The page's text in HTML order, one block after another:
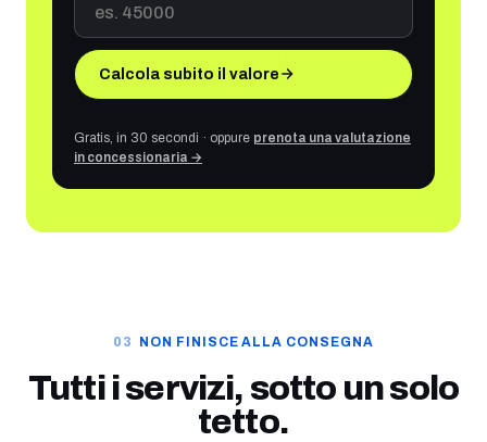
Calcola subito il valore
Gratis, in 30 secondi · oppure prenota una valutazione
in concessionaria →
NON FINISCE ALLA CONSEGNA
Tutti i servizi, sotto un solo
tetto.